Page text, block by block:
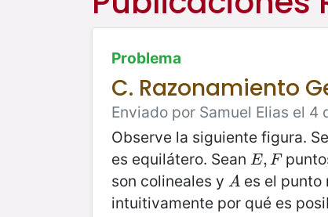
Problema
C. Razonamiento
Enviado por Samuel Elias el
Observe la siguiente figura.
es equilátero. Sean E, F
E,F
son colineales y A
A es el punto
intuitivamente por qué es